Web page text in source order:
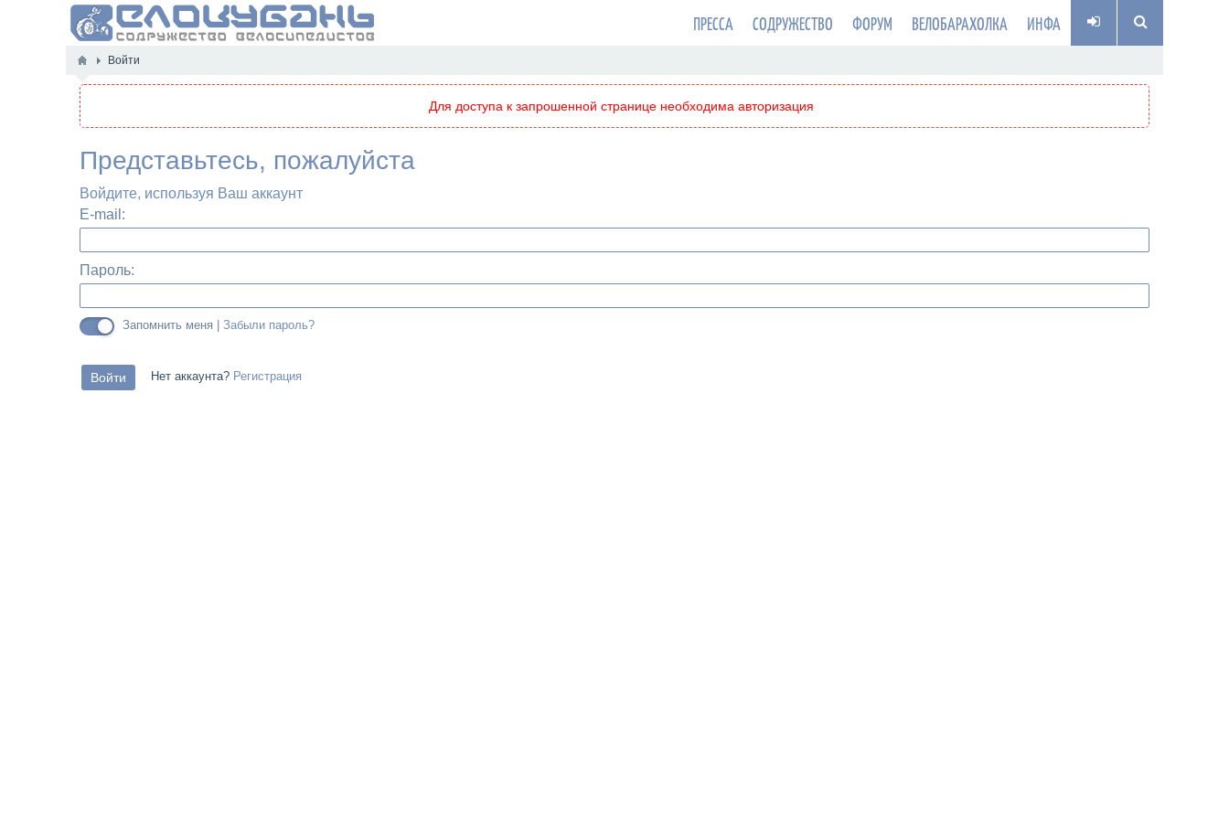
ПРЕССА СОДРУЖЕСТВО ФОРУМ ВЕЛОБАРАХОЛКА ИНФА
Войти
Для доступа к запрошенной странице необходима авторизация
Представьтесь, пожалуйста
Войдите, используя Ваш аккаунт
E-mail:
Пароль:
Запомнить меня | Забыли пароль?
Нет аккаунта? Регистрация